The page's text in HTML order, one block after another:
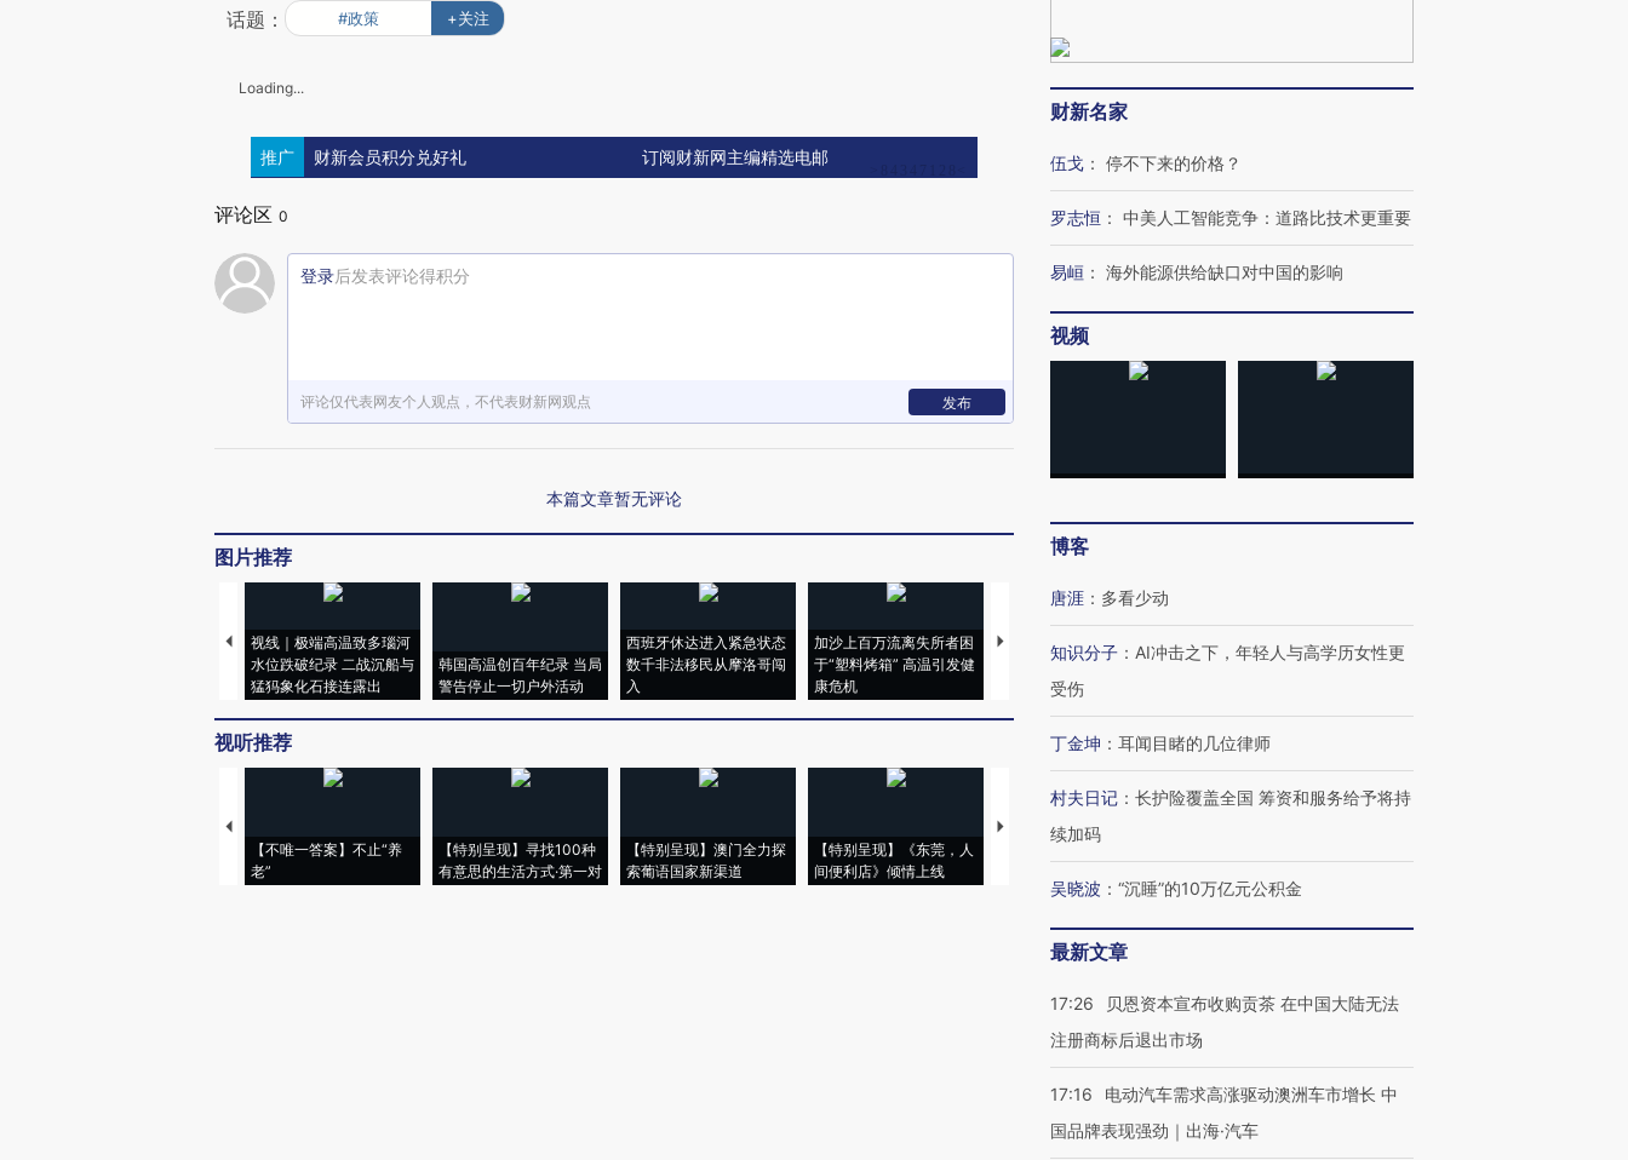
话题： #政策 +关注
Loading...
推广 财新会员积分兑好礼 订阅财新网主编精选电邮
评论区 0
登录后发表评论得积分
评论仅代表网友个人观点，不代表财新网观点 发布
本篇文章暂无评论
图片推荐
视线｜极端高温致多瑙河
水位跌破纪录 二战沉船与
猛犸象化石接连露出
韩国高温创百年纪录 当局
警告停止一切户外活动
西班牙休达进入紧急状态
数千非法移民从摩洛哥闯
入
加沙上百万流离失所者困
于“塑料烤箱” 高温引发健
康危机
视线｜HYROX的吸金
术：是什么让中产们甘
心“花钱找虐”？
马航飞行员跨国走私7万
粒摇头丸 尿检体内含3种
视线｜被称为“蟑螂”的印
度Z世代 用街头抗争将教
视听推荐
【不唯一答案】不止“养
老”
【特别呈现】寻找100种
有意思的生活方式·第一对
【特别呈现】澳门全力探
索葡语国家新渠道
【特别呈现】《东莞，人
间便利店》倾情上线
【推广】走进第四届链博
财新名家
伍戈 ： 停不下来的价格？
罗志恒 ： 中美人工智能竞争：道路比技术更重要
易峘 ： 海外能源供给缺口对中国的影响
视频
博客
唐涯 ： 多看少动
知识分子 ： AI冲击之下，年轻人与高学历女性更
受伤
丁金坤 ： 耳闻目睹的几位律师
村夫日记 ： 长护险覆盖全国 筹资和服务给予将持
续加码
吴晓波 ： “沉睡”的10万亿元公积金
最新文章
17:26
贝恩资本宣布收购贡茶 在中国大陆无法
注册商标后退出市场
17:16
电动汽车需求高涨驱动澳洲车市增长 中
国品牌表现强劲｜出海·汽车